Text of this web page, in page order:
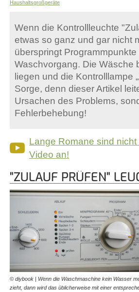
Haushaltsgroßgeräte
Wenn die Kontrollleuchte
etwas so ganz und gar nicht
überspringt
Waschvorgang. Die Wäsche
liegen und die Kontrolllampe
Sorge, denn dieser Artikel
Ursachen des Problems,
Fehlerbehebung!
Lange Romane sind
Video an!
"ZULAUF PRÜFEN"
© diybook | Wenn die Waschmaschine kein Wasser
zieht, dann wird das üblicherweise mit einer